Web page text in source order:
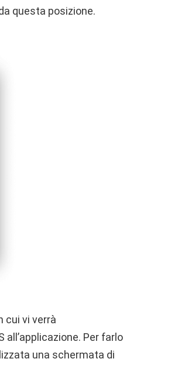
questa posizione.
cui vi verrà
Per farlo
una schermata di